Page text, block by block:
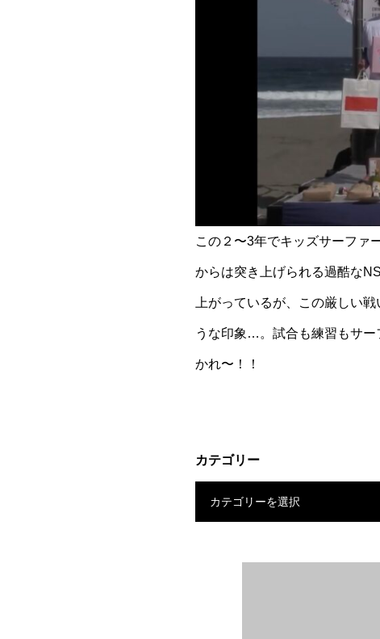
この２〜3年でキッズサーファ
からは突き上げられる過酷な
上がっているが、この厳しい
うな印象…。試合も練習もサー
かれ〜！！
カテゴリー
カテゴリーを選択